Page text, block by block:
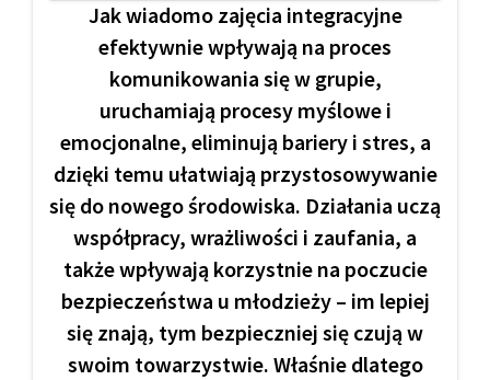
Jak wiadomo zajęcia integracyjne
efektywnie wpływają na proces
komunikowania się w grupie,
uruchamiają procesy myślowe i
emocjonalne, eliminują bariery i stres, a
dzięki temu ułatwiają przystosowywanie
się do nowego środowiska. Działania uczą
współpracy, wrażliwości i zaufania, a
także wpływają korzystnie na poczucie
bezpieczeństwa u młodzieży – im lepiej
się znają, tym bezpieczniej się czują w
swoim towarzystwie. Właśnie dlatego